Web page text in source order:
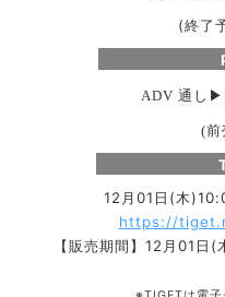
(終了
ADV 通し
(前
12月01日(木
https://
【販売期間】12月01